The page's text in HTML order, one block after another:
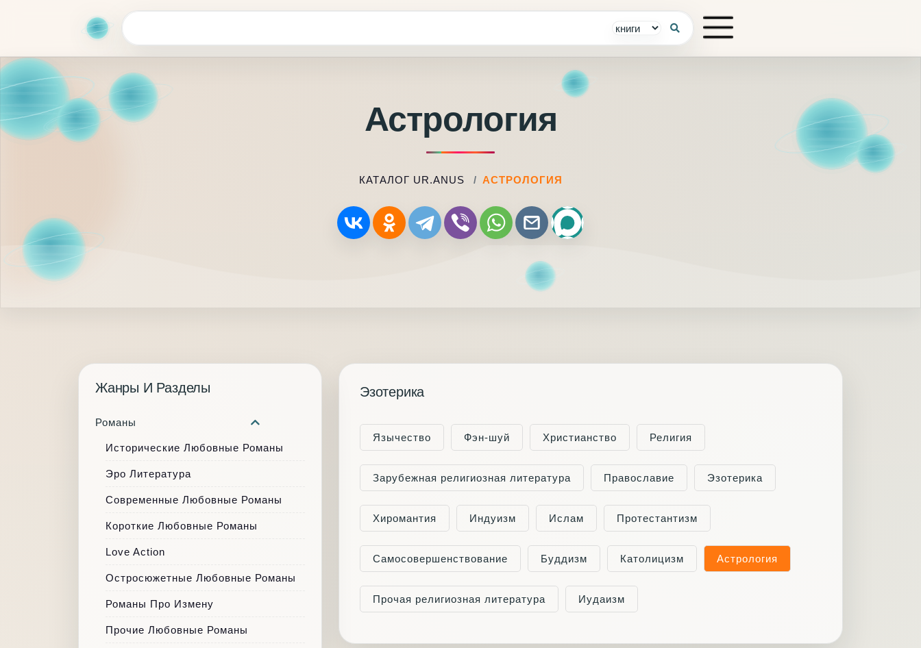
Астрология
КАТАЛОГ UR.ANUS АСТРОЛОГИЯ
Эзотерика
Язычество Фэн-шуй Христианство Религия
Зарубежная религиозная литература Православие Эзотерика
Хиромантия Индуизм Ислам Протестантизм
Самосовершенствование Буддизм Католицизм Астрология
Прочая религиозная литература Иудаизм
Жанры И Разделы
Романы
Исторические Любовные Романы
Эро Литература
Современные Любовные Романы
Короткие Любовные Романы
Love Action
Остросюжетные Любовные Романы
Романы Про Измену
Прочие Любовные Романы